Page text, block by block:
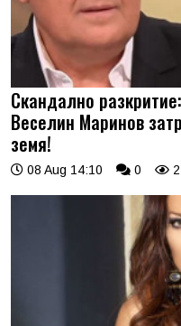
Скандално
Веселин Маринов
земя!
08 Aug 14:10 0